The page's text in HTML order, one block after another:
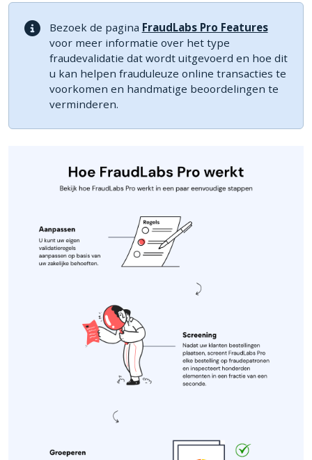
Bezoek de pagina FraudLabs Pro Features
voor meer informatie over het type
fraudevalidatie dat wordt uitgevoerd en hoe dit
u kan helpen frauduleuze online transacties te
voorkomen en handmatige beoordelingen te
verminderen.